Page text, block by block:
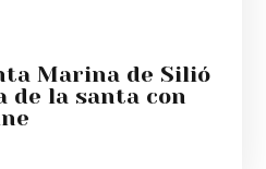
Marina de Silió
de la santa con